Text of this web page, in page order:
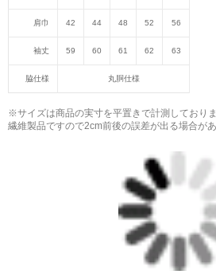
肩巾 42 44 48 52 56
袖丈 59 60 61 62 63
脇仕様 丸胴仕様
※サイズは商品の実寸を平置きで計測しておりま
繊維製品ですので2cm前後の誤差が出る場合があ